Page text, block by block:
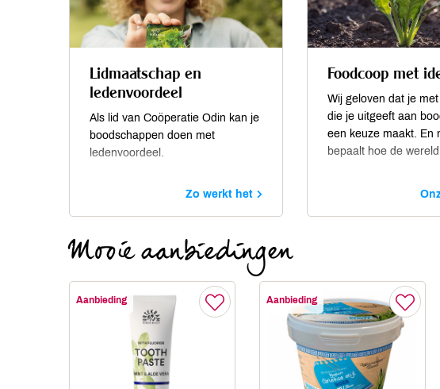
Lidmaatschap en
ledenvoordeel
Als lid van Coöperatie Odin kan je
boodschappen doen met
ledenvoordeel.
Zo werkt het
Foodcoop met
Wij geloven dat je
die je uitgeeft aan
een keuze maakt. En
bepaalt hoe de
Mooie aanbiedingen
Aanbieding Aanbieding